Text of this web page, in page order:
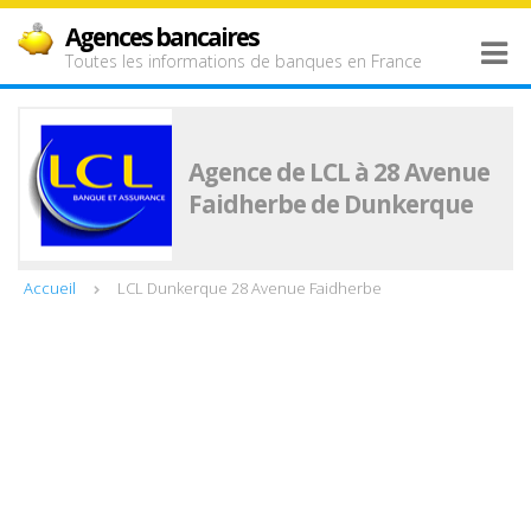
Agences bancaires
Toutes les informations de banques en France
Agence de LCL à 28 Avenue
Faidherbe de Dunkerque
Accueil LCL Dunkerque 28 Avenue Faidherbe